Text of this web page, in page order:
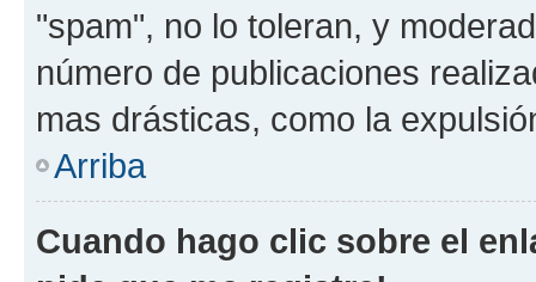
"spam", no lo toleran, y
número de publicaciones
mas drásticas, como la
Arriba
Cuando hago clic sobre el